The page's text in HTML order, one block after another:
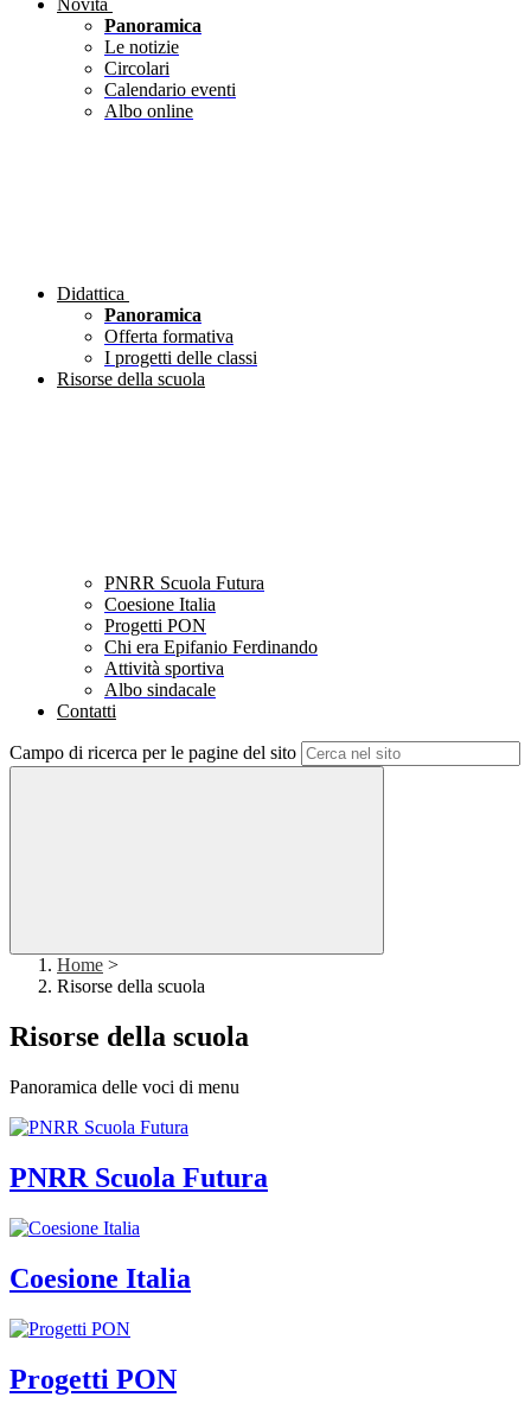
Novità
Panoramica
Le notizie
Circolari
Calendario eventi
Albo online
Didattica
Panoramica
Offerta formativa
I progetti delle classi
Risorse della scuola
PNRR Scuola Futura
Coesione Italia
Progetti PON
Chi era Epifanio Ferdinando
Attività sportiva
Albo sindacale
Contatti
Campo di ricerca per le pagine del sito
Home >
Risorse della scuola
Risorse della scuola
Panoramica delle voci di menu
PNRR Scuola Futura
Coesione Italia
Progetti PON